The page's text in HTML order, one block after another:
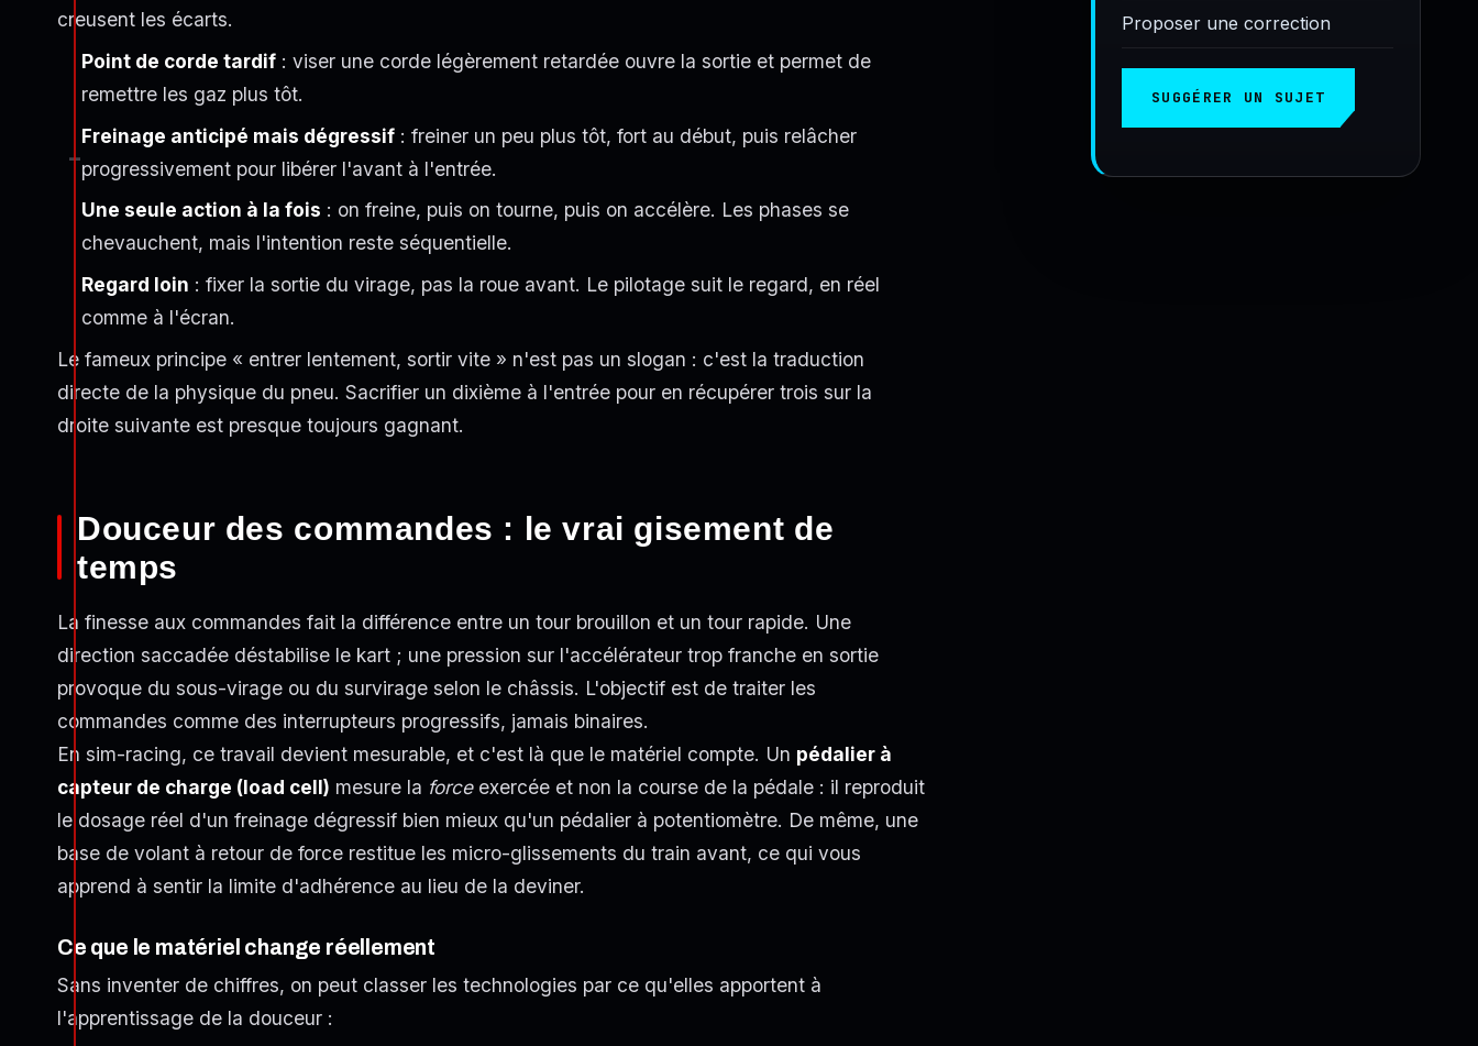
creusent les écarts.
Point de corde tardif : viser une corde légèrement retardée ouvre la sortie et permet de
remettre les gaz plus tôt.
Freinage anticipé mais dégressif : freiner un peu plus tôt, fort au début, puis relâcher
progressivement pour libérer l'avant à l'entrée.
Une seule action à la fois : on freine, puis on tourne, puis on accélère. Les phases se
chevauchent, mais l'intention reste séquentielle.
Regard loin : fixer la sortie du virage, pas la roue avant. Le pilotage suit le regard, en réel
comme à l'écran.
Le fameux principe « entrer lentement, sortir vite » n'est pas un slogan : c'est la traduction
directe de la physique du pneu. Sacrifier un dixième à l'entrée pour en récupérer trois sur la
droite suivante est presque toujours gagnant.
Douceur des commandes : le vrai gisement de
temps
La finesse aux commandes fait la différence entre un tour brouillon et un tour rapide. Une
direction saccadée déstabilise le kart ; une pression sur l'accélérateur trop franche en sortie
provoque du sous-virage ou du survirage selon le châssis. L'objectif est de traiter les
commandes comme des interrupteurs progressifs, jamais binaires.
En sim-racing, ce travail devient mesurable, et c'est là que le matériel compte. Un pédalier à
capteur de charge (load cell) mesure la forceexercée et non la course de la pédale : il reproduit
le dosage réel d'un freinage dégressif bien mieux qu'un pédalier à potentiomètre. De même, une
base de volant à retour de force restitue les micro-glissements du train avant, ce qui vous
apprend à sentir la limite d'adhérence au lieu de la deviner.
Ce que le matériel change réellement
Sans inventer de chiffres, on peut classer les technologies par ce qu'elles apportent à
l'apprentissage de la douceur :
Proposer une correction
SUGGÉRER UN SUJET